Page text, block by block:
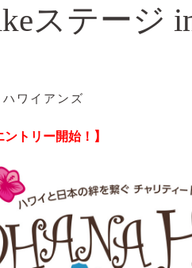
ステージ
ワイアンズ
トリー開始！】